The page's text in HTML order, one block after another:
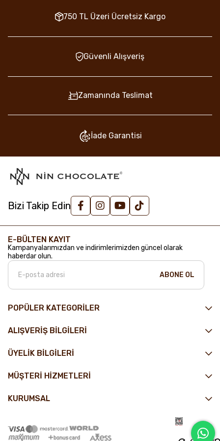
750 TL Üzeri Ücretsiz Kargo
Güvenli Alışveriş
Zamanında Teslimat
İade Garantisi
Bizi Takip Edin
POPÜLER KATEGORİLER
ALIŞVERİŞ BİLGİLERİ
ÜYELİK BİLGİLERİ
MÜŞTERİ HİZMETLERİ
KURUMSAL
E-BÜLTEN KAYIT
Kampanyalarımızdan ve indirimlerimizden güncel olarak
haberdar olun.
ABONE OL